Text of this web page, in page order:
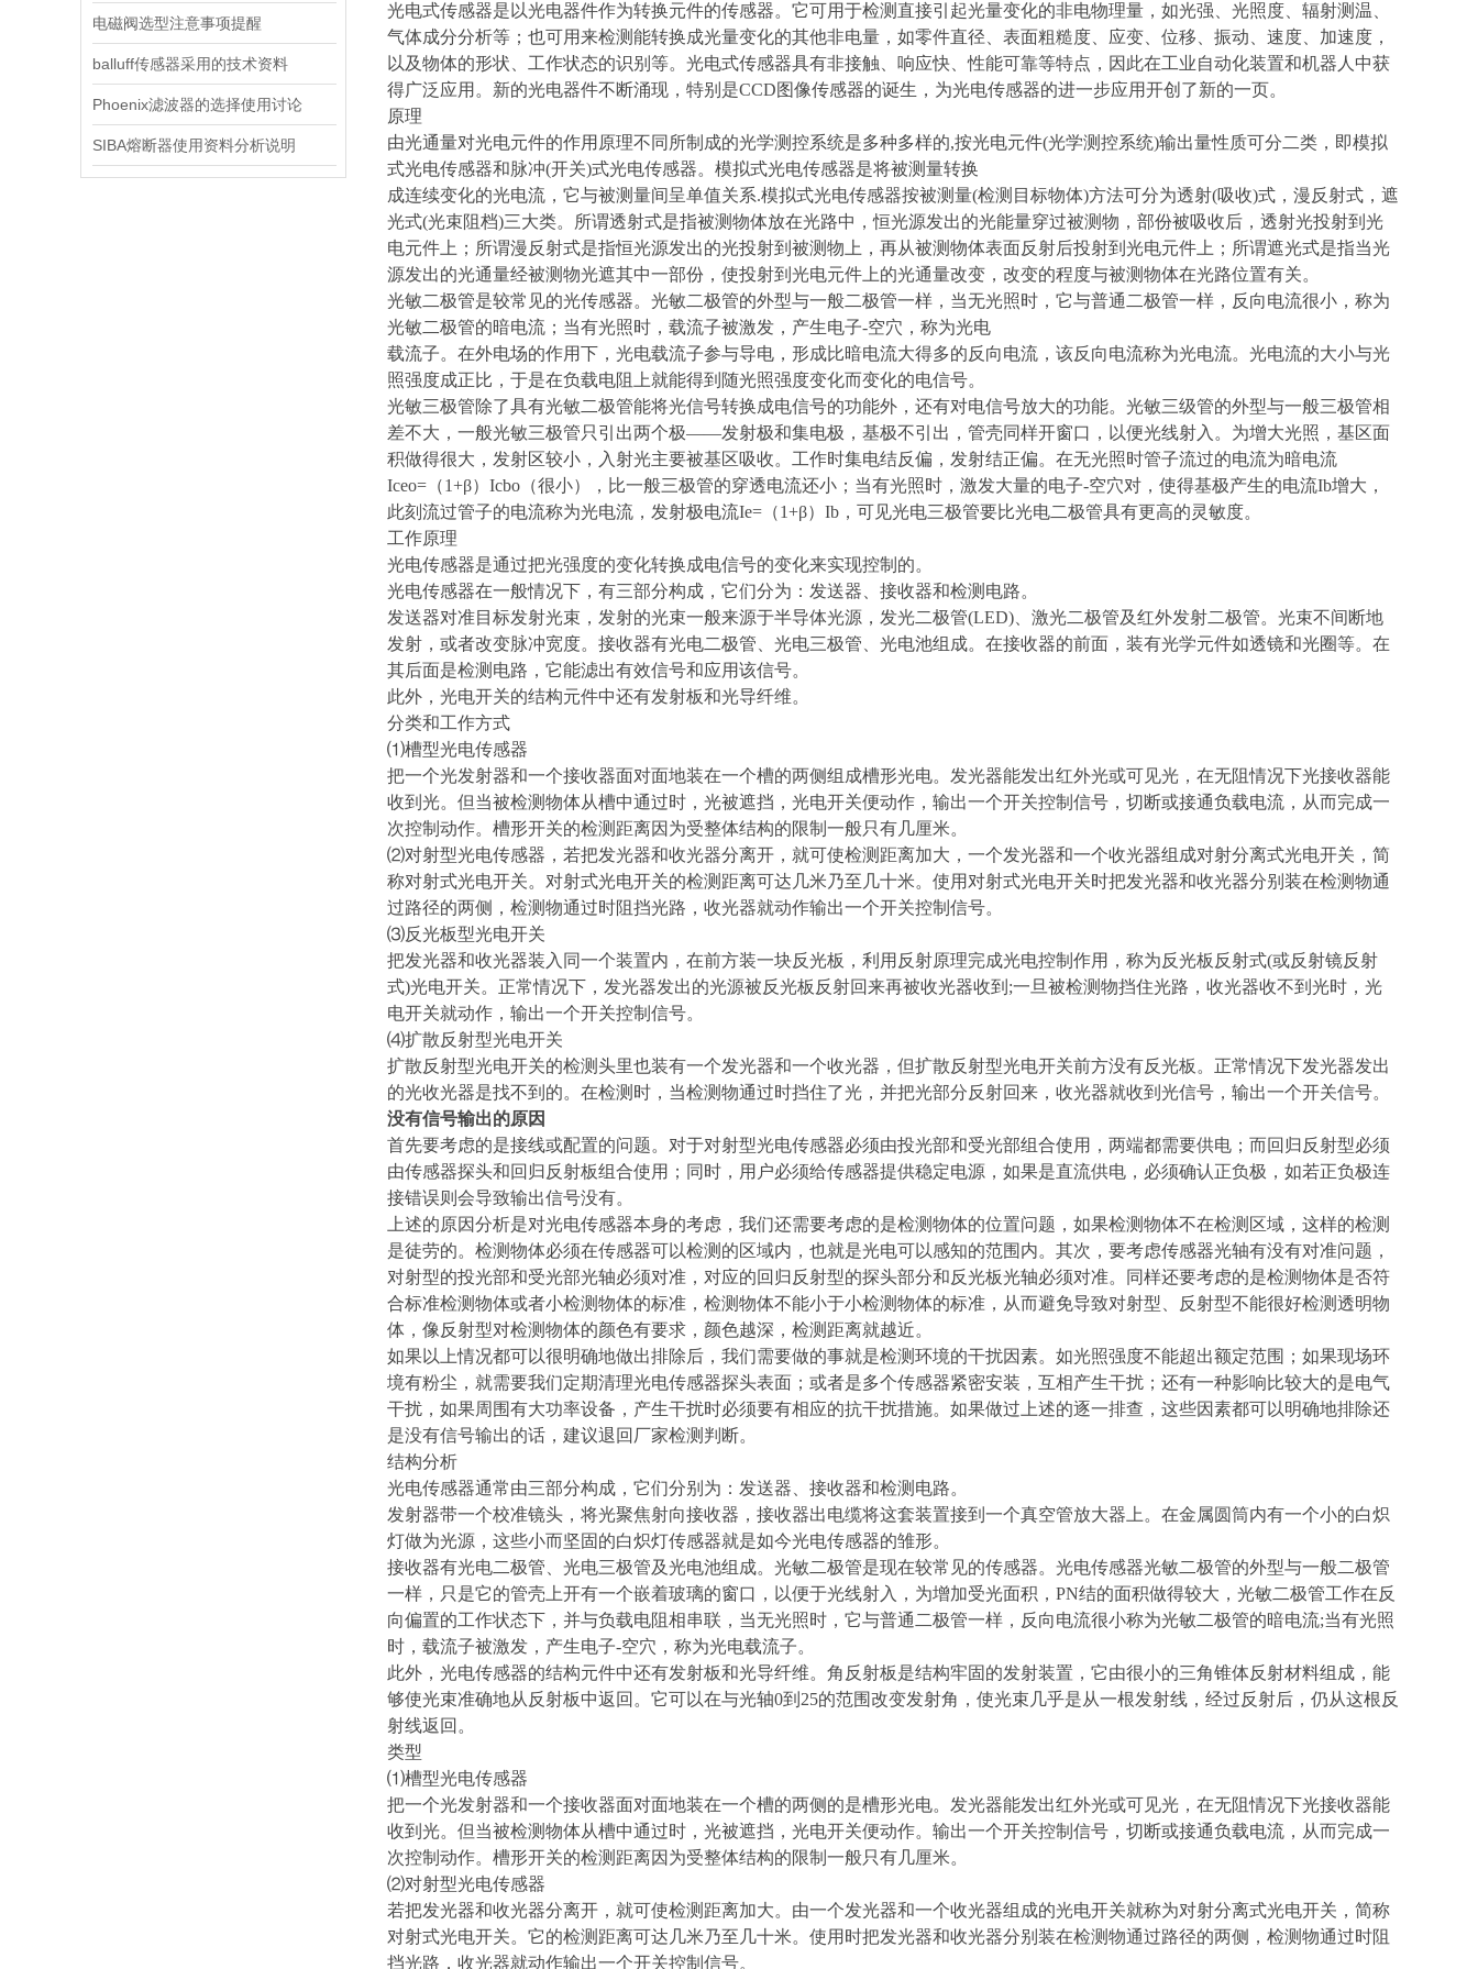
电磁阀选型注意事项提醒
balluff传感器采用的技术资料
Phoenix滤波器的选择使用讨论
SIBA熔断器使用资料分析说明
光电式传感器是以光电器件作为转换元件的传感器。它可用于检测直接引起光量变化的非电物理量，如光强、光照度、辐射测温、
气体成分分析等；也可用来检测能转换成光量变化的其他非电量，如零件直径、表面粗糙度、应变、位移、振动、速度、加速度，
以及物体的形状、工作状态的识别等。光电式传感器具有非接触、响应快、性能可靠等特点，因此在工业自动化装置和机器人中获
得广泛应用。新的光电器件不断涌现，特别是CCD图像传感器的诞生，为光电传感器的进一步应用开创了新的一页。
原理
由光通量对光电元件的作用原理不同所制成的光学测控系统是多种多样的,按光电元件(光学测控系统)输出量性质可分二类，即模拟
式光电传感器和脉冲(开关)式光电传感器。模拟式光电传感器是将被测量转换
成连续变化的光电流，它与被测量间呈单值关系.模拟式光电传感器按被测量(检测目标物体)方法可分为透射(吸收)式，漫反射式，遮
光式(光束阻档)三大类。所谓透射式是指被测物体放在光路中，恒光源发出的光能量穿过被测物，部份被吸收后，透射光投射到光
电元件上；所谓漫反射式是指恒光源发出的光投射到被测物上，再从被测物体表面反射后投射到光电元件上；所谓遮光式是指当光
源发出的光通量经被测物光遮其中一部份，使投射到光电元件上的光通量改变，改变的程度与被测物体在光路位置有关。
光敏二极管是较常见的光传感器。光敏二极管的外型与一般二极管一样，当无光照时，它与普通二极管一样，反向电流很小，称为
光敏二极管的暗电流；当有光照时，载流子被激发，产生电子-空穴，称为光电
载流子。在外电场的作用下，光电载流子参与导电，形成比暗电流大得多的反向电流，该反向电流称为光电流。光电流的大小与光
照强度成正比，于是在负载电阻上就能得到随光照强度变化而变化的电信号。
光敏三极管除了具有光敏二极管能将光信号转换成电信号的功能外，还有对电信号放大的功能。光敏三级管的外型与一般三极管相
差不大，一般光敏三极管只引出两个极——发射极和集电极，基极不引出，管壳同样开窗口，以便光线射入。为增大光照，基区面
积做得很大，发射区较小，入射光主要被基区吸收。工作时集电结反偏，发射结正偏。在无光照时管子流过的电流为暗电流
Iceo=（1+β）Icbo（很小），比一般三极管的穿透电流还小；当有光照时，激发大量的电子-空穴对，使得基极产生的电流Ib增大，
此刻流过管子的电流称为光电流，发射极电流Ie=（1+β）Ib，可见光电三极管要比光电二极管具有更高的灵敏度。
工作原理
光电传感器是通过把光强度的变化转换成电信号的变化来实现控制的。
光电传感器在一般情况下，有三部分构成，它们分为：发送器、接收器和检测电路。
发送器对准目标发射光束，发射的光束一般来源于半导体光源，发光二极管(LED)、激光二极管及红外发射二极管。光束不间断地
发射，或者改变脉冲宽度。接收器有光电二极管、光电三极管、光电池组成。在接收器的前面，装有光学元件如透镜和光圈等。在
其后面是检测电路，它能滤出有效信号和应用该信号。
此外，光电开关的结构元件中还有发射板和光导纤维。
分类和工作方式
⑴槽型光电传感器
把一个光发射器和一个接收器面对面地装在一个槽的两侧组成槽形光电。发光器能发出红外光或可见光，在无阻情况下光接收器能
收到光。但当被检测物体从槽中通过时，光被遮挡，光电开关便动作，输出一个开关控制信号，切断或接通负载电流，从而完成一
次控制动作。槽形开关的检测距离因为受整体结构的限制一般只有几厘米。
⑵对射型光电传感器，若把发光器和收光器分离开，就可使检测距离加大，一个发光器和一个收光器组成对射分离式光电开关，简
称对射式光电开关。对射式光电开关的检测距离可达几米乃至几十米。使用对射式光电开关时把发光器和收光器分别装在检测物通
过路径的两侧，检测物通过时阻挡光路，收光器就动作输出一个开关控制信号。
⑶反光板型光电开关
把发光器和收光器装入同一个装置内，在前方装一块反光板，利用反射原理完成光电控制作用，称为反光板反射式(或反射镜反射
式)光电开关。正常情况下，发光器发出的光源被反光板反射回来再被收光器收到;一旦被检测物挡住光路，收光器收不到光时，光
电开关就动作，输出一个开关控制信号。
⑷扩散反射型光电开关
扩散反射型光电开关的检测头里也装有一个发光器和一个收光器，但扩散反射型光电开关前方没有反光板。正常情况下发光器发出
的光收光器是找不到的。在检测时，当检测物通过时挡住了光，并把光部分反射回来，收光器就收到光信号，输出一个开关信号。
没有信号输出的原因
首先要考虑的是接线或配置的问题。对于对射型光电传感器必须由投光部和受光部组合使用，两端都需要供电；而回归反射型必须
由传感器探头和回归反射板组合使用；同时，用户必须给传感器提供稳定电源，如果是直流供电，必须确认正负极，如若正负极连
接错误则会导致输出信号没有。
上述的原因分析是对光电传感器本身的考虑，我们还需要考虑的是检测物体的位置问题，如果检测物体不在检测区域，这样的检测
是徒劳的。检测物体必须在传感器可以检测的区域内，也就是光电可以感知的范围内。其次，要考虑传感器光轴有没有对准问题，
对射型的投光部和受光部光轴必须对准，对应的回归反射型的探头部分和反光板光轴必须对准。同样还要考虑的是检测物体是否符
合标准检测物体或者小检测物体的标准，检测物体不能小于小检测物体的标准，从而避免导致对射型、反射型不能很好检测透明物
体，像反射型对检测物体的颜色有要求，颜色越深，检测距离就越近。
如果以上情况都可以很明确地做出排除后，我们需要做的事就是检测环境的干扰因素。如光照强度不能超出额定范围；如果现场环
境有粉尘，就需要我们定期清理光电传感器探头表面；或者是多个传感器紧密安装，互相产生干扰；还有一种影响比较大的是电气
干扰，如果周围有大功率设备，产生干扰时必须要有相应的抗干扰措施。如果做过上述的逐一排查，这些因素都可以明确地排除还
是没有信号输出的话，建议退回厂家检测判断。
结构分析
光电传感器通常由三部分构成，它们分别为：发送器、接收器和检测电路。
发射器带一个校准镜头，将光聚焦射向接收器，接收器出电缆将这套装置接到一个真空管放大器上。在金属圆筒内有一个小的白炽
灯做为光源，这些小而坚固的白炽灯传感器就是如今光电传感器的雏形。
接收器有光电二极管、光电三极管及光电池组成。光敏二极管是现在较常见的传感器。光电传感器光敏二极管的外型与一般二极管
一样，只是它的管壳上开有一个嵌着玻璃的窗口，以便于光线射入，为增加受光面积，PN结的面积做得较大，光敏二极管工作在反
向偏置的工作状态下，并与负载电阻相串联，当无光照时，它与普通二极管一样，反向电流很小称为光敏二极管的暗电流;当有光照
时，载流子被激发，产生电子-空穴，称为光电载流子。
此外，光电传感器的结构元件中还有发射板和光导纤维。角反射板是结构牢固的发射装置，它由很小的三角锥体反射材料组成，能
够使光束准确地从反射板中返回。它可以在与光轴0到25的范围改变发射角，使光束几乎是从一根发射线，经过反射后，仍从这根反
射线返回。
类型
⑴槽型光电传感器
把一个光发射器和一个接收器面对面地装在一个槽的两侧的是槽形光电。发光器能发出红外光或可见光，在无阻情况下光接收器能
收到光。但当被检测物体从槽中通过时，光被遮挡，光电开关便动作。输出一个开关控制信号，切断或接通负载电流，从而完成一
次控制动作。槽形开关的检测距离因为受整体结构的限制一般只有几厘米。
⑵对射型光电传感器
若把发光器和收光器分离开，就可使检测距离加大。由一个发光器和一个收光器组成的光电开关就称为对射分离式光电开关，简称
对射式光电开关。它的检测距离可达几米乃至几十米。使用时把发光器和收光器分别装在检测物通过路径的两侧，检测物通过时阻
挡光路，收光器就动作输出一个开关控制信号。